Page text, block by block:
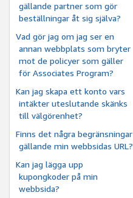
gällande partner som gör
beställningar åt sig själva?
Vad gör jag om jag ser en
annan webbplats som bryter
mot de policyer som gäller
för Associates Program?
Kan jag skapa ett konto vars
intäkter uteslutande skänks
till välgörenhet?
Finns det några begränsningar
gällande min webbsidas URL?
Kan jag lägga upp
kupongkoder på min
webbsida?